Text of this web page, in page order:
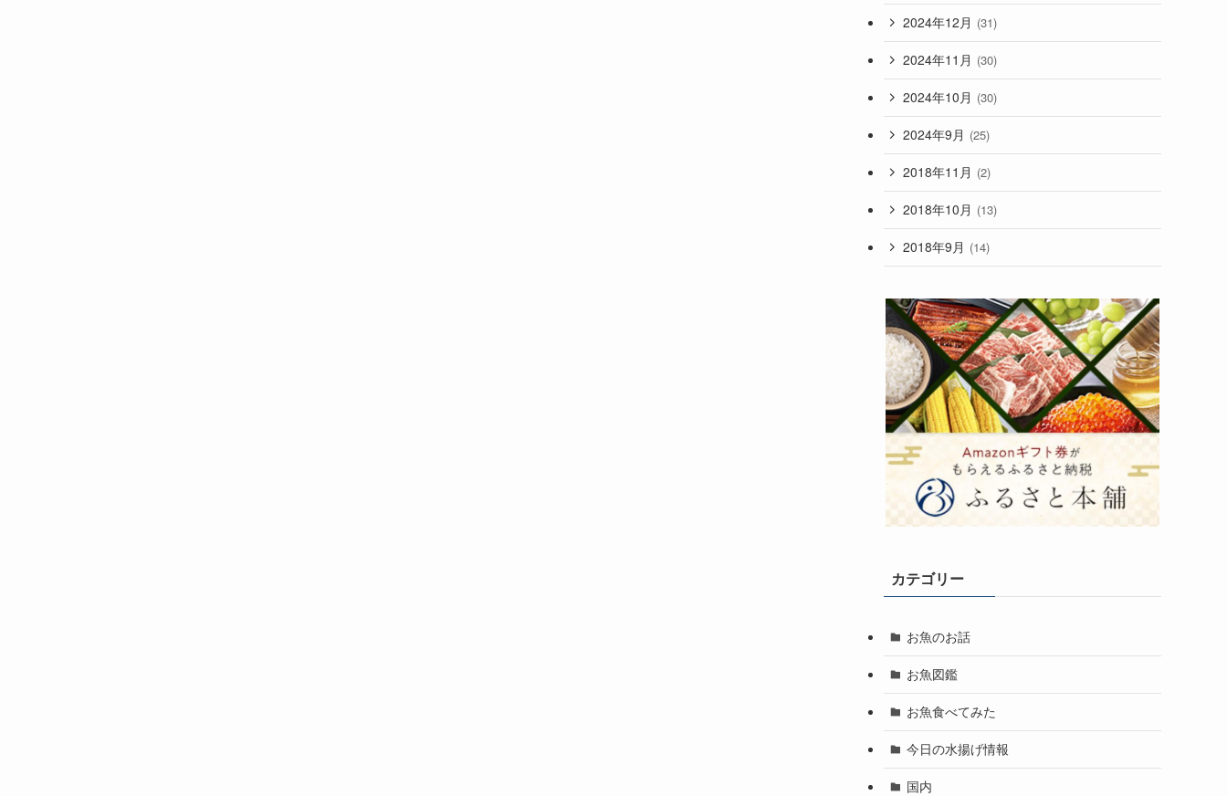
2024年12月 (31)
2024年11月 (30)
2024年10月 (30)
2024年9月 (25)
2018年11月 (2)
2018年10月 (13)
2018年9月 (14)
カテゴリー
お魚のお話
お魚図鑑
お魚食べてみた
今日の水揚げ情報
国内